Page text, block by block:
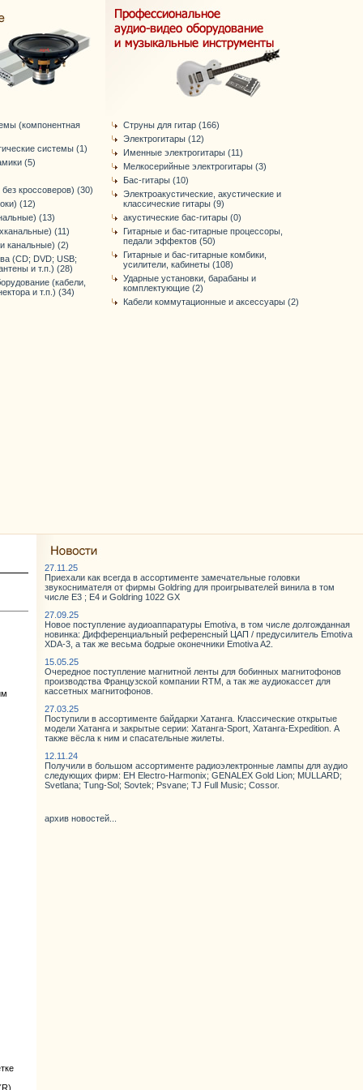
(компонентная
системы (1)
(5)
кроссоверов) (30)
(12)
(13)
(11)
канальные) (2)
(CD; DVD; USB;
и т.п.) (28)
(кабели,
и т.п.) (34)
Струны для гитар (166)
Электрогитары (12)
Именные электрогитары (11)
Мелкосерийные электрогитары (3)
Бас-гитары (10)
Электроакустические, акустические и
классические гитары (9)
акустические бас-гитары (0)
Гитарные и бас-гитарные процессоры,
педали эффектов (50)
Гитарные и бас-гитарные комбики,
усилители, кабинеты (108)
Ударные установки, барабаны и
комплектующие (2)
Кабели коммутационные и аксессуары (2)
27.11.25
Приехали как всегда в ассортименте замечательные головки
звукоснимателя от фирмы Goldring для проигрывателей винила в том
числе E3 ; E4 и Goldring 1022 GX
27.09.25
Новое поступление аудиоаппаратуры Emotiva, в том числе долгожданная
новинка: Дифференциальный референсный ЦАП / предусилитель Emotiva
XDA-3, а так же весьма бодрые оконечники Emotiva A2.
15.05.25
Очередное поступление магнитной ленты для бобинных магнитофонов
производства Французской компании RTM, а так же аудиокассет для
кассетных магнитофонов.
27.03.25
Поступили в ассортименте байдарки Хатанга. Классические открытые
модели Хатанга и закрытые серии: Хатанга-Sport, Хатанга-Expedition. А
также вёсла к ним и спасательные жилеты.
12.11.24
Получили в большом ассортименте радиоэлектронные лампы для аудио
следующих фирм: EH Electro-Harmonix; GENALEX Gold Lion; MULLARD;
Svetlana; Tung-Sol; Sovtek; Psvane; TJ Full Music; Cossor.
архив новостей...